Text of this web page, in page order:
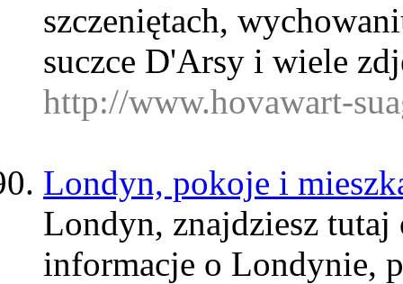
szczeniętach,
suczce D'Arsy i wiele
http://www.hovawart-
Londyn, pokoje i
Londyn, znajdziesz
informacje o Londynie,